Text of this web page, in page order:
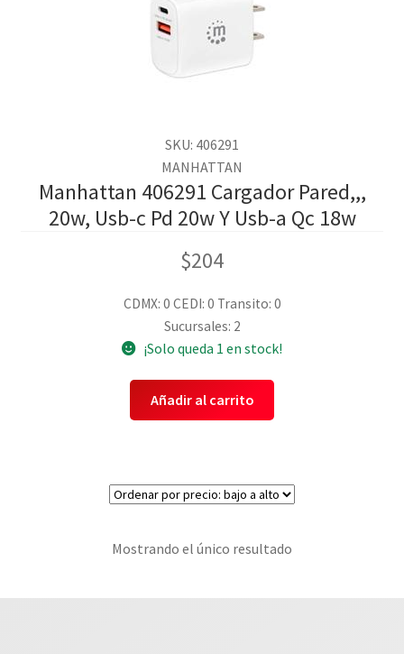
SKU: 406291
MANHATTAN
Manhattan 406291 Cargador Pared,,,
20w, Usb-c Pd 20w Y Usb-a Qc 18w
$204
CDMX: 0 CEDI: 0 Transito: 0
Sucursales: 2
¡Solo queda 1 en stock!
Añadir al carrito
Mostrando el único resultado